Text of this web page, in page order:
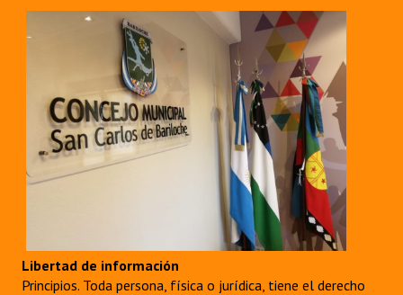
Libertad de información
Principios. Toda persona, física o jurídica, tiene el derecho